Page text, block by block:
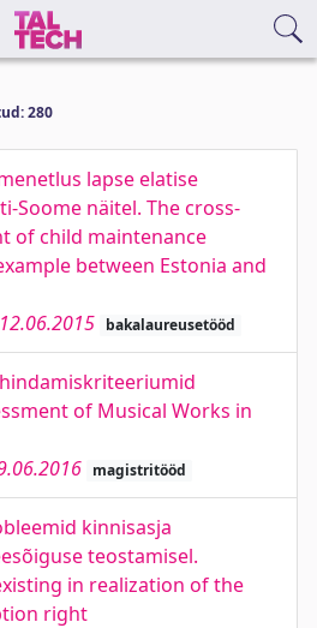
280
lapse elatise
Soome näitel. The cross-
of child maintenance
between Estonia and
12.06.2015 bakalaureusetööd
of Musical Works in
magistritööd
kinnisasja
teostamisel.
in realization of the
right